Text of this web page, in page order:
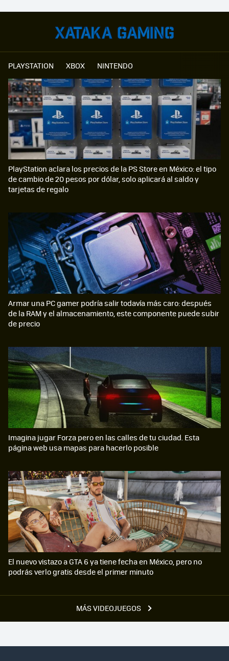
PLAYSTATION XBOX NINTENDO
MÁS VIDEOJUEGOS
PlayStation aclara los precios de la PS Store en México: el tipo
de cambio de 20 pesos por dólar, solo aplicará al saldo y
tarjetas de regalo
Armar una PC gamer podría salir todavía más caro: después
de la RAM y el almacenamiento, este componente puede subir
de precio
Imagina jugar Forza pero en las calles de tu ciudad. Esta
página web usa mapas para hacerlo posible
El nuevo vistazo a GTA 6 ya tiene fecha en México, pero no
podrás verlo gratis desde el primer minuto